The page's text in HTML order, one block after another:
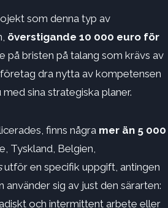
som denna typ av
överstigande 10 000 euro för
på bristen på talang som krävs av
dra nytta av kompetensen
sina strategiska planer.
finns några mer än 5 000
Tyskland, Belgien,
utför en specifik uppgift, antingen
sig av just den särarten:
och intermittent arbete eller